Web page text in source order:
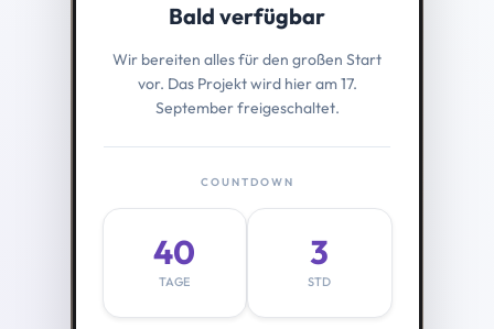
Bald verfügbar
Wir bereiten alles für den großen Start
vor. Das Projekt wird hier am 17.
September freigeschaltet.
COUNTDOWN
40
TAGE
3
STD